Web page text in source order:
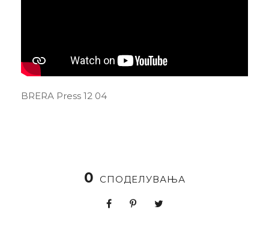
BRERA Press 12 04
0 СПОДЕЛУВАЊА